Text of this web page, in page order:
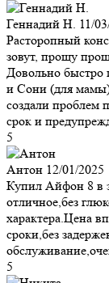
Геннадий Н. 11/
Расторопный
зовут, прощу
Довольно быстро
и Сони (для
создали проблем
срок и
5
Антон 12/01/2025
Купил Айфон 8 в
отличное,без
характера.Цена
сроки,без
5